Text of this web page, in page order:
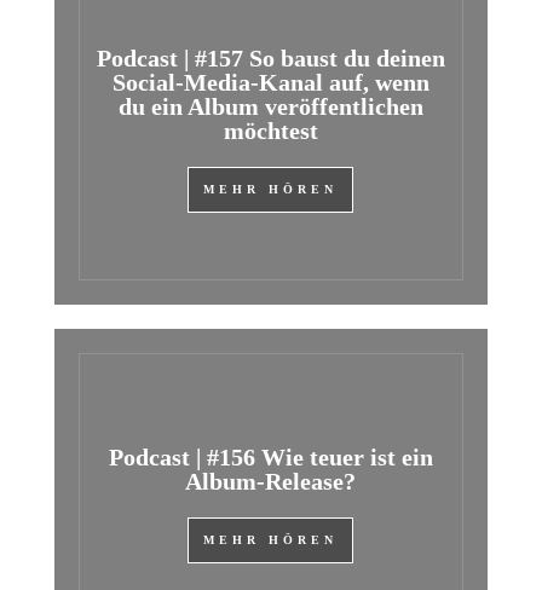
Podcast | #157 So baust du deinen
Social-Media-Kanal auf, wenn
du ein Album veröffentlichen
möchtest
MEHR HÖREN
Podcast | #156 Wie teuer ist ein
Album-Release?
MEHR HÖREN